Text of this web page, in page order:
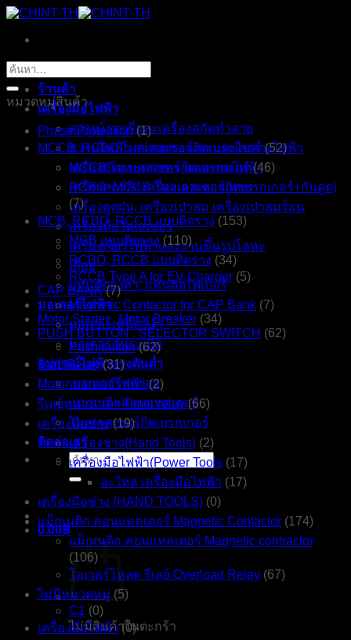
ข้าม
เนื้อหาหน้าหลัก
ร้านค้า
เครื่องมือไฟฟ้า
สว่านโรตารี่และเครื่องสกัดทำลาย
สว่านไฟฟ้า สว่านกระแทก และไขควงไฟฟ้า
เครื่องขัดกระดาษทรายและกบไฟฟ้า
เครื่องคอร์ลิ่ง เครื่องเจาะดอกเพชร
เครื่องดูดฝุ่น, เครื่องเป่าลม เครื่องเป่าลมร้อน
เครื่องมือวัดเลเซอร์
เครื่องเจียรไฟฟ้าและงานขึ้นรูปโลหะ
เลื่อย
แท่นตัดองศา, แท่นตัดไฟเบอร์
มอเตอร์ไฟฟ้า
มอเตอร์เหนี่ยวนำ
มอเตอร์กันระเบิด
อุปกรณ์ไฟฟ้าแรงดันต่ำ
เบรกเกอร์ลูกย่อย
แมกเนติกคอนแทคเตอร์
โมลเคสเซอร์กิตเบรกเกอร์
ติดต่อเรา
ค้นหา:
0.00฿
ไม่มีสินค้าในตะกร้า
ค้นหา:
หมวดหมู่สินค้า
Phase Protection (1)
MCCB, RCBO โมลเคสเซอร์กิตเบรกเกอร์ (52)
MCCB โมลเคสเซอร์กิตเบรกเกอร์ (46)
RCBO+MCCB โมลเคสเซอร์กิตเบรกเกอร์+กันดูด)
(7)
MCB, RCBO, RCCB แบบติดราง (153)
MCB แบบติดราง (110)
RCBO, RCCB แบบติดราง (34)
RCCB Type A for EV Charger (5)
CAP BANK (7)
Magnetic Contactor for CAP Bank (7)
Motor Starter , Motor Breaker (34)
PUSH BUTTON , SELECTOR SWITCH (62)
Push button (62)
รีเลย์ Relay (31)
Motor มอเตอร์ไฟฟ้า (2)
รีเลย์หน่วงเวลา Timer relay (66)
เครื่องมือช่าง (19)
เครื่องช่าง(Hand Tools) (2)
เครื่องมือไฟฟ้า(Power Tools (17)
อะไหล่ เครื่องมือไฟฟ้า (17)
เครื่องมือช่าง (HAND TOOLS) (0)
แม็กเนติก คอนแทคเตอร์ Magnetic Contactor (174)
แม็กเนติก คอนแทคเตอร์ Magnetic contractor
(106)
โอเวอร์โหลด รีเลย์ Overload Relay (67)
ไม่มีหมวดหมู่ (5)
C1 (0)
เครื่องมือไฟฟ้า (0)